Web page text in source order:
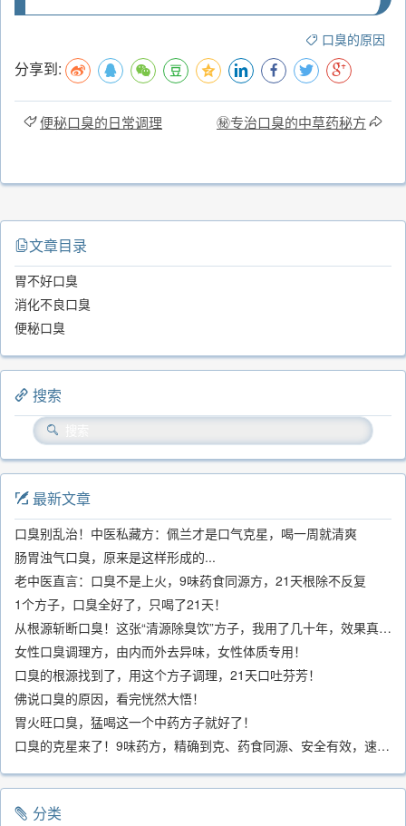
口臭的原因
分享到:
便秘口臭的日常调理 ㊙️专治口臭的中草药秘方
文章目录
胃不好口臭
消化不良口臭
便秘口臭
搜索
最新文章
口臭别乱治！中医私藏方：佩兰才是口气克星，喝一周就清爽
肠胃浊气口臭，原来是这样形成的...
老中医直言：口臭不是上火，9味药食同源方，21天根除不反复
1个方子，口臭全好了，只喝了21天！
从根源斩断口臭！这张“清源除臭饮”方子，我用了几十年，效果真不错
女性口臭调理方，由内而外去异味，女性体质专用！
口臭的根源找到了，用这个方子调理，21天口吐芬芳！
佛说口臭的原因，看完恍然大悟！
胃火旺口臭，猛喝这一个中药方子就好了！
口臭的克星来了！9味药方，精确到克、药食同源、安全有效，速看！
分类